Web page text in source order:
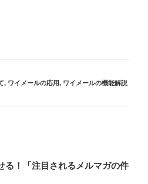
, ワイメールの応用, ワイメールの機能解説
る！「注目されるメルマガの件